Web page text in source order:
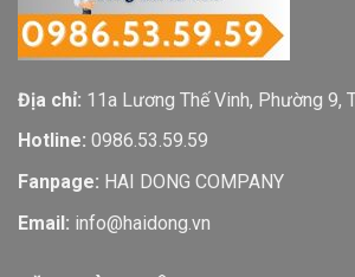
Địa chỉ: 11a Lương Thế Vinh, Phường 9,
Hotline: 0986.53.59.59
Fanpage: HAI DONG COMPANY
Email: info@haidong.vn